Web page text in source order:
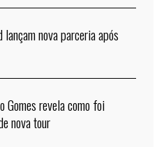
nova parceria após
Gomes revela como foi
nova tour